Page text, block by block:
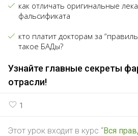
как отличать оригинальные
фальсификата
кто платит докторам за
такое БАДы?
Узнайте главные секреты
отрасли!
favorite_border 1
Этот урок входит в курс “Вся